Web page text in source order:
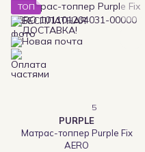
ТОП
5
PURPLE
Матрас-топпер Purple Fix
AERO